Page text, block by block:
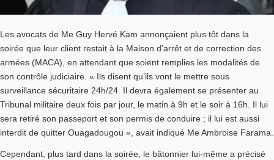
Les avocats de Me Guy Hervé Kam annonçaient plus tôt dans la
soirée que leur client restait à la Maison d’arrêt et de correction des
armées (MACA), en attendant que soient remplies les modalités de
son contrôle judiciaire. « Ils disent qu’ils vont le mettre sous
surveillance sécuritaire 24h/24. Il devra également se présenter au
Tribunal militaire deux fois par jour, le matin à 9h et le soir à 16h. Il lui
sera retiré son passeport et son permis de conduire ; il lui est aussi
interdit de quitter Ouagadougou », avait indiqué Me Ambroise Farama.
Cependant, plus tard dans la soirée, le bâtonnier lui-même a précisé